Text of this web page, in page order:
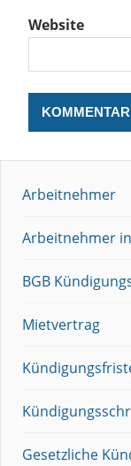
Website
Arbeitnehmer
Arbeitnehmer
BGB
Mietvertrag
Gesetzliche